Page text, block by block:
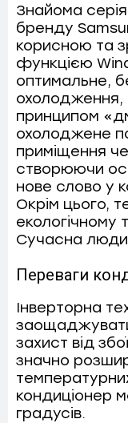
Знайома серія
бренду
корисною та
функцією
оптимальне,
охолодження,
принципом
охолоджене
приміщення
створюючи
нове слово у
Окрім цього,
екологічному
Сучасна
Переваги
Інверторна
захист від
значно
кондиціонер
градусів.